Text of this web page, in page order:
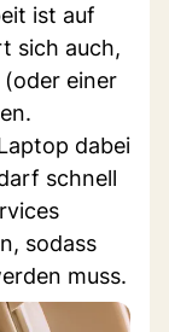
ist auf
sich auch,
einer
dabei
schnell
sodass
muss.